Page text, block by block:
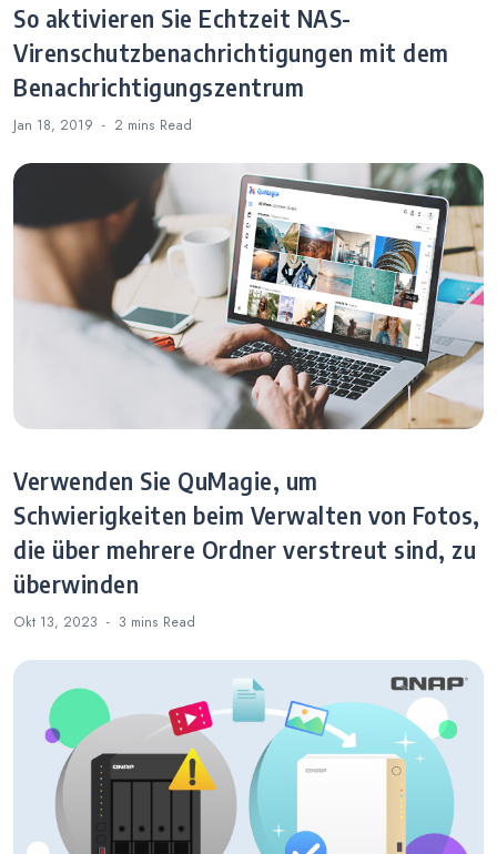
So aktivieren Sie Echtzeit NAS-
Virenschutzbenachrichtigungen mit dem
Benachrichtigungszentrum
Jan 18, 2019 2 mins Read
Verwenden Sie QuMagie, um
Schwierigkeiten beim Verwalten von Fotos,
die über mehrere Ordner verstreut sind, zu
überwinden
Okt 13, 2023 3 mins Read